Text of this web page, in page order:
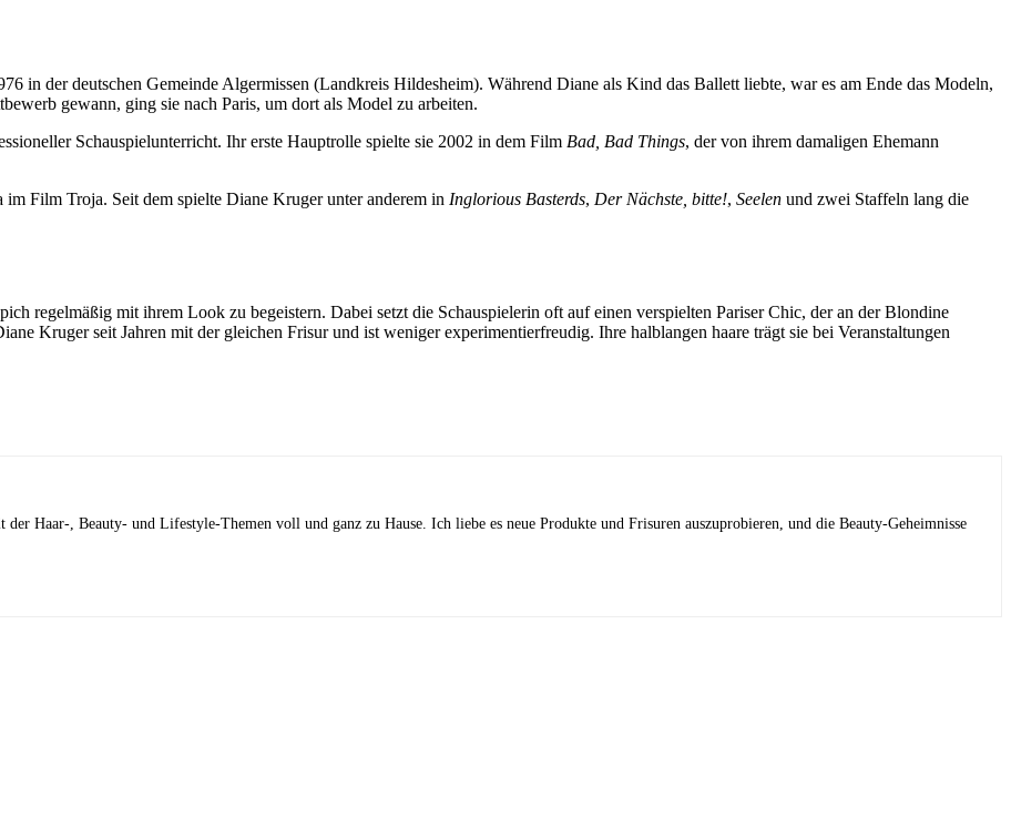
in der deutschen Gemeinde Algermissen (Landkreis Hildesheim). Während Diane als Kind das Ballett liebte, war es am Ende das Modeln,
gewann, ging sie nach Paris, um dort als Model zu arbeiten.
Schauspielunterricht. Ihr erste Hauptrolle spielte sie 2002 in dem Film Bad, Bad Things, der von ihrem damaligen Ehemann
Film Troja. Seit dem spielte Diane Kruger unter anderem in Inglorious Basterds, Der Nächste, bitte!, Seelen und zwei Staffeln lang die
regelmäßig mit ihrem Look zu begeistern. Dabei setzt die Schauspielerin oft auf einen verspielten Pariser Chic, der an der Blondine
Kruger seit Jahren mit der gleichen Frisur und ist weniger experimentierfreudig. Ihre halblangen haare trägt sie bei Veranstaltungen
Haar-, Beauty- und Lifestyle-Themen voll und ganz zu Hause. Ich liebe es neue Produkte und Frisuren auszuprobieren, und die Beauty-Geheimnisse